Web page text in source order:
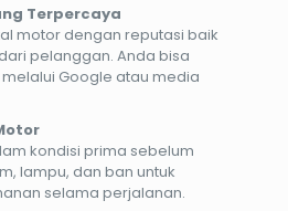
Terpercaya
motor dengan reputasi baik
pelanggan. Anda bisa
Google atau media
kondisi prima sebelum
lampu, dan ban untuk
selama perjalanan.